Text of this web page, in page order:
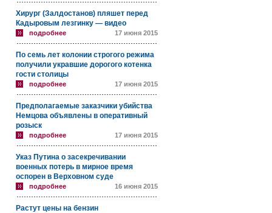
Хирург (Залдостанов) пляшет перед
Кадыровым лезгинку — видео
подробнее 17 июня 2015
По семь лет колонии строгого режима
получили укравшие дорогого котенка
гости столицы
подробнее 17 июня 2015
Предполагаемые заказчики убийства
Немцова объявлены в оперативный
розыск
подробнее 17 июня 2015
Указ Путина о засекречивании
военных потерь в мирное время
оспорен в Верховном суде
подробнее 16 июня 2015
Растут цены на бензин